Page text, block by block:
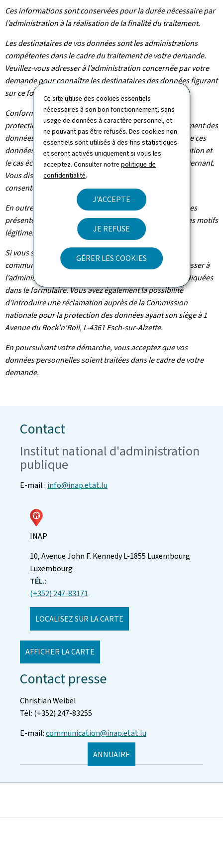
Ce site utilise des cookies essentiels
nécessaires à son bon fonctionnement, sans
usage de données à caractère personnel, et
ne pouvant pas être refusés. Des cookies non
essentiels sont utilisés à des fins statistiques
et seront activés uniquement si vous les
acceptez. Consulter notrepolitique de
confidentialité.
J'ACCEPTE
JE REFUSE
GÉRER LES COOKIES
Ces informations sont conservées pour la durée nécessaire par
l’administration à la réalisation de la finalité du traitement.
Les destinataires de vos données sont les administrations
compétentes dans le cadre du traitement de votre demande.
Veuillez-vous adresser à l’administration concernée par votre
demande pour connaître les destinataires des données figurant
sur ce formulaire.
Conformément au règlement (UE) 2016/679 relatif à la
protection des personnes physiques à l'égard du traitement des
données à caractère personnel et à la libre circulation de ces
données, vous bénéficiez d’un droit d’accès, de rectification et
le cas échéant d’effacement des informations vous concernant.
Vous disposez également du droit de retirer votre
consentement à tout moment.
En outre et excepté le cas où le traitement de vos données
présente un caractère obligatoire, vous pouvez, pour des motifs
légitimes, vous y opposer.
Si vous souhaitez exercer ces droits et/ou obtenir
communication de vos informations, veuillez-vous adresser à
l’administration concernée suivant les coordonnées indiquées
dans le formulaire. Vous avez également la possibilité
d’introduire une réclamation auprès de la Commission
nationale pour la protection des données ayant son siège à 1
Avenue du Rock'n'Roll, L-4361 Esch-sur-Alzette.
En poursuivant votre démarche, vous acceptez que vos
données personnelles soient traitées dans le cadre de votre
demande.
Contact
Institut national d'administration
publique
E-mail : info@inap.etat.lu
INAP
ADRESSE
:
10, Avenue John F. KennedyL-1855 Luxembourg
Luxembourg
TÉL.:
(+352) 247-83171
LOCALISEZ SUR LA CARTE
AFFICHER LA CARTE
Contact presse
Christian Weibel
Tél: (+352) 247-83255
E-mail:communication@inap.etat.lu
ANNUAIRE